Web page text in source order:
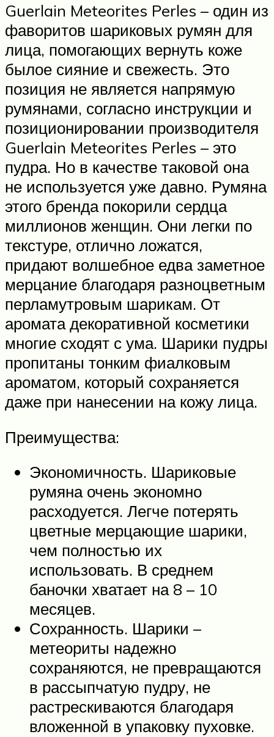
Guerlain Meteorites Perles – один из
фаворитов шариковых румян для
лица, помогающих вернуть коже
былое сияние и свежесть. Это
позиция не является напрямую
румянами, согласно инструкции и
позиционировании производителя
Guerlain Meteorites Perles – это
пудра. Но в качестве таковой она
не используется уже давно. Румяна
этого бренда покорили сердца
миллионов женщин. Они легки по
текстуре, отлично ложатся,
придают волшебное едва заметное
мерцание благодаря разноцветным
перламутровым шарикам. От
аромата декоративной косметики
многие сходят с ума. Шарики пудры
пропитаны тонким фиалковым
ароматом, который сохраняется
даже при нанесении на кожу лица.
Преимущества:
Экономичность. Шариковые
румяна очень экономно
расходуется. Легче потерять
цветные мерцающие шарики,
чем полностью их
использовать. В среднем
баночки хватает на 8 – 10
месяцев.
Сохранность. Шарики –
метеориты надежно
сохраняются, не превращаются
в рассыпчатую пудру, не
растрескиваются благодаря
вложенной в упаковку пуховке.